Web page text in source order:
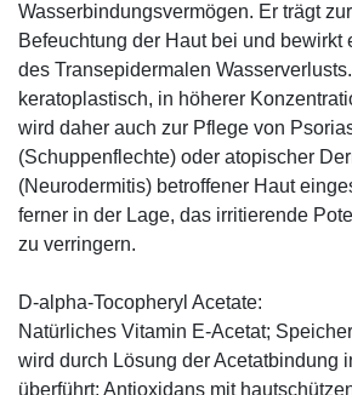
Wasserbindungsvermögen. Er trägt
Befeuchtung der Haut bei und bewirkt
des Transepidermalen
keratoplastisch, in höherer
wird daher auch zur Pflege von
(Schuppenflechte) oder atopischer
(Neurodermitis) betroffener Haut
ferner in der Lage, das irritierende
zu verringern.
D-alpha-Tocopheryl Acetate:
Natürliches Vitamin E-Acetat;
wird durch Lösung der Acetatbindung
überführt; Antioxidans mit